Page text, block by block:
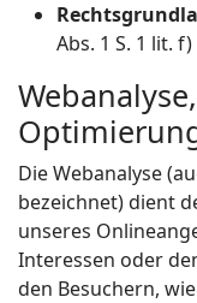
Abs. 1 S. 1 lit. f)
Die Webanalyse
bezeichnet) dient
unseres
Interessen oder
den Besuchern,